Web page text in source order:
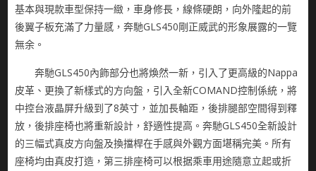
基本與現款車型保持一緻，車身修長，線條硬朗，向外隆起的前
後翼子板充滿了力量感，奔馳GLS450剛正威武的形象展露的一覽
無余。
奔馳GLS450內飾部分也將煥然一新，引入了更高級的Nappa
皮革、更換了新樣式的方向盤，引入全新COMAND控制係統，將
中控台液晶屏升級到了8英寸，並加長軸距，後排腿部空間得到釋
放，後排座椅也將重新設計，舒適性提高。奔馳GLS450全新設計
的三幅式真皮方向盤及換擋桿在手感與外觀方面堪稱完美。所有
座椅均由真皮打造，第三排座椅可以根据乘車用途隨意立起或折